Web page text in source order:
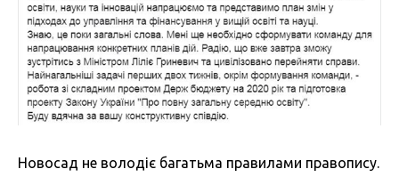
Новосад не володіє багатьма правилами правопису.